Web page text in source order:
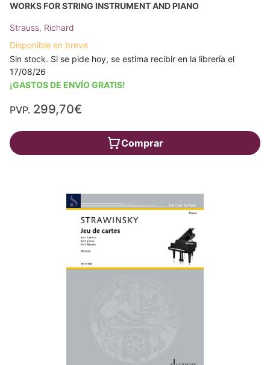
WORKS FOR STRING INSTRUMENT AND PIANO
Strauss, Richard
Disponible en breve
Sin stock. Si se pide hoy, se estima recibir en la librería el
17/08/26
¡GASTOS DE ENVÍO GRATIS!
PVP. 299,70€
Comprar